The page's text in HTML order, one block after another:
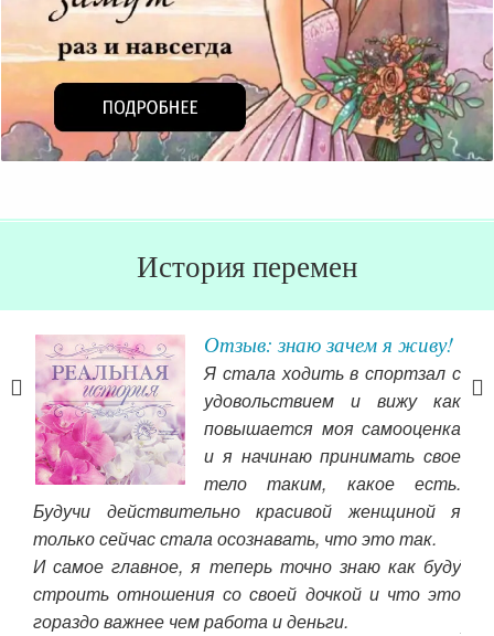
История перемен
я
Отзыв: знаю зачем я живу!
Я стала ходить в спортзал с
удовольствием и вижу как
повышается моя самооценка
и я начинаю принимать свое
тело таким, какое есть.
Будучи действительно красивой женщиной я
только сейчас стала осознавать, что это так.
И самое главное, я теперь точно знаю как буду
строить отношения со своей дочкой и что это
гораздо важнее чем работа и деньги.